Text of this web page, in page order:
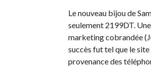
Le nouveau bijou de
seulement 2199DT.
marketing cobrandée
succès fut tel que le
provenance des